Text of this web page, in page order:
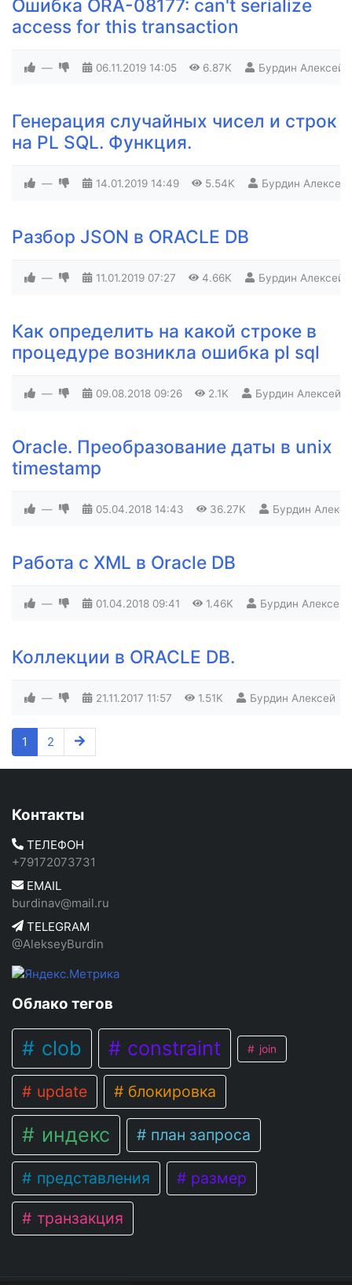
Ошибка ORA-08177: can't serialize
access for this transaction
— 06.11.2019 14:05 6.87K Бурдин Алексей
Генерация случайных чисел и строк
на PL SQL. Функция.
— 14.01.2019 14:49 5.54K Бурдин Алексей
Разбор JSON в ORACLE DB
— 11.01.2019 07:27 4.66K Бурдин Алексей
Как определить на какой строке в
процедуре возникла ошибка pl sql
— 09.08.2018 09:26 2.1K Бурдин Алексей
Oracle. Преобразование даты в unix
timestamp
— 05.04.2018 14:43 36.27K Бурдин
Работа с XML в Oracle DB
— 01.04.2018 09:41 1.46K Бурдин Алексей
Коллекции в ORACLE DB.
— 21.11.2017 11:57 1.51K Бурдин Алексей
1 2
Контакты
ТЕЛЕФОН
+79172073731
EMAIL
burdinav@mail.ru
TELEGRAM
@AlekseyBurdin
Облако тегов
clob constraint join
update блокировка
индекс план запроса
представления размер
транзакция